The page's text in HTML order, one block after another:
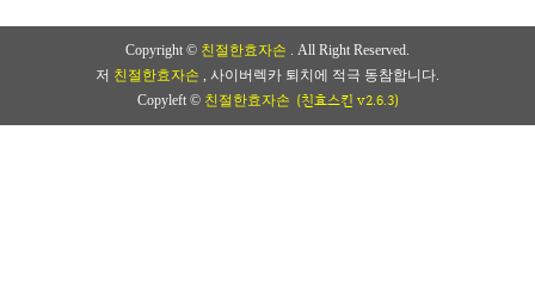
Copyright © 친절한효자손 . All Right Reserved.
저 친절한효자손 , 사이버렉카 퇴치에 적극 동참합니다.
Copyleft © 친절한효자손 (친효스킨 v2.6.3)